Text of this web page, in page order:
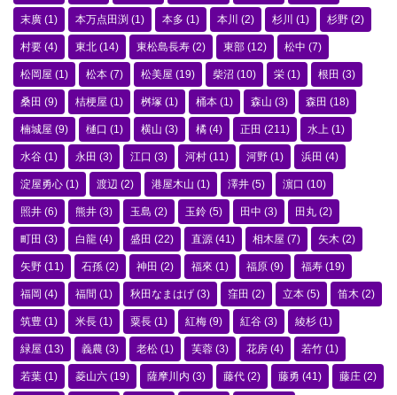
末廣 (1) 本万点田渕 (1) 本多 (1) 本川 (2) 杉川 (1) 杉野 (2)
村要 (4) 東北 (14) 東松島長寿 (2) 東部 (12) 松中 (7)
松岡屋 (1) 松本 (7) 松美屋 (19) 柴沼 (10) 栄 (1) 根田 (3)
桑田 (9) 桔梗屋 (1) 桝塚 (1) 桶本 (1) 森山 (3) 森田 (18)
楠城屋 (9) 樋口 (1) 横山 (3) 橘 (4) 正田 (211) 水上 (1)
水谷 (1) 永田 (3) 江口 (3) 河村 (11) 河野 (1) 浜田 (4)
淀屋勇心 (1) 渡辺 (2) 港屋木山 (1) 澤井 (5) 濵口 (10)
照井 (6) 熊井 (3) 玉島 (2) 玉鈴 (5) 田中 (3) 田丸 (2)
町田 (3) 白龍 (4) 盛田 (22) 直源 (41) 相木屋 (7) 矢木 (2)
矢野 (11) 石孫 (2) 神田 (2) 福來 (1) 福原 (9) 福寿 (19)
福岡 (4) 福間 (1) 秋田なまはげ (3) 窪田 (2) 立本 (5) 笛木 (2)
筑豊 (1) 米長 (1) 粟長 (1) 紅梅 (9) 紅谷 (3) 綾杉 (1)
緑屋 (13) 義農 (3) 老松 (1) 芙蓉 (3) 花房 (4) 若竹 (1)
若葉 (1) 菱山六 (19) 薩摩川内 (3) 藤代 (2) 藤勇 (41) 藤庄 (2)